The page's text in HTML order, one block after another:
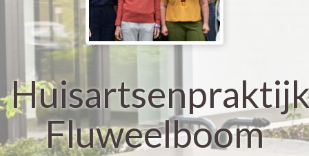
Fluweelboom